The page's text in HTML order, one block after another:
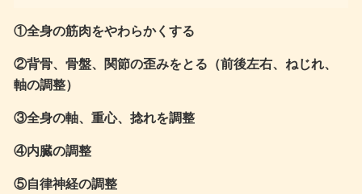
①全身の筋肉をやわらかくする
②背骨、骨盤、関節の歪みをとる（前後左右、ねじれ、
軸の調整）
③全身の軸、重心、捻れを調整
④内臓の調整
⑤自律神経の調整